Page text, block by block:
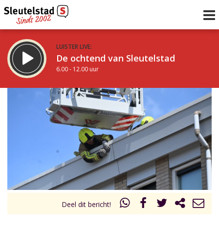
LUISTER LIVE:
De ochtend van Sleutelstad
6.00 - 12.00 uur
De middag van Sleutelstad
12.00 - 19.00 uur
uur 1 van 0 Volgend uur
Deel dit bericht!